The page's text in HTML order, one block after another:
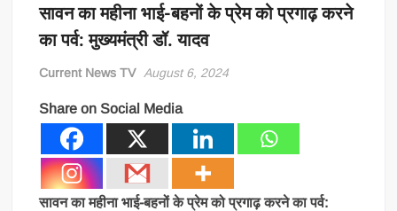
सावन का महीना भाई-बहनों के प्रेम को प्रगाढ़ करने
का पर्व: मुख्यमंत्री डॉ. यादव
Current News TV August 6, 2024
Share on Social Media
सावन का महीना भाई-बहनों के प्रेम को प्रगाढ़ करने का पर्व: